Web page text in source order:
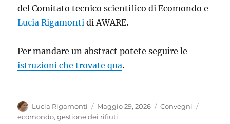
del Comitato tecnico scientifico di Ecomondo e
Lucia Rigamonti di AWARE.
Per mandare un abstract potete seguire le
istruzioni che trovate qua.
Autore
Lucia Rigamonti
Pubblicato
il
Maggio 29, 2026 Categorie
Convegni
ecomondo,gestione dei rifiuti